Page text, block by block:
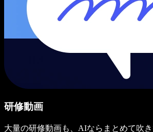
研修動画
大量の研修動画も、AIならまとめて吹